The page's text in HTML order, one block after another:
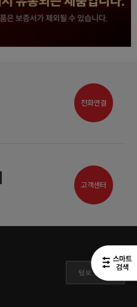
전화연결
고객센터
털보 도매몰